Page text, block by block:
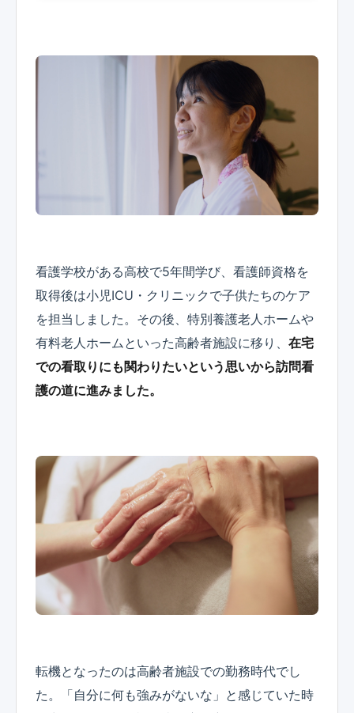
看護学校がある高校で5年間学び、看護師資格を
取得後は小児ICU・クリニックで子供たちのケア
を担当しました。その後、特別養護老人ホームや
有料老人ホームといった高齢者施設に移り、 在宅
での看取りにも関わりたいという思いから訪問看
護の道に進みました。
転機となったのは高齢者施設での勤務時代でし
た。「自分に何も強みがないな」と感じていた時